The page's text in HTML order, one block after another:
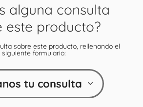
alguna consulta
este producto?
sobre este producto, rellenando el
siguiente formulario:
tu consulta